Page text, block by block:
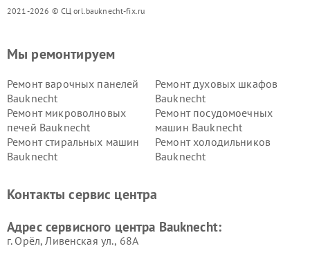
2021-2026 © СЦ orl.bauknecht-fix.ru
Мы ремонтируем
Ремонт варочных панелей
Bauknecht
Ремонт духовых шкафов
Bauknecht
Ремонт микроволновых
печей Bauknecht
Ремонт посудомоечных
машин Bauknecht
Ремонт стиральных машин
Bauknecht
Ремонт холодильников
Bauknecht
Контакты сервис центра
Адрес сервисного центра Bauknecht:
г. Орёл, Ливенская ул., 68А